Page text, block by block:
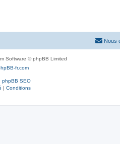
Nous
Software © phpBB Limited
fr.com
phpBB SEO
| Conditions